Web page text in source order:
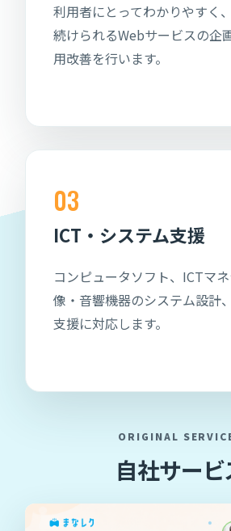
利用者にとってわかりやすく
続けられるWebサービスの企
用改善を行います。
03
ICT・システム支援
コンピュータソフト、ICTマ
像・音響機器のシステム設計
支援に対応します。
ORIGINAL
自社サービ